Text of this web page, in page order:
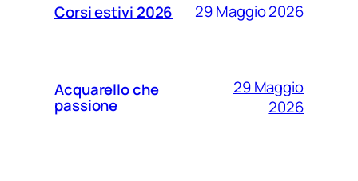
Corsi estivi 2026 29 Maggio 2026
Acquarello che
passione
29 Maggio
2026